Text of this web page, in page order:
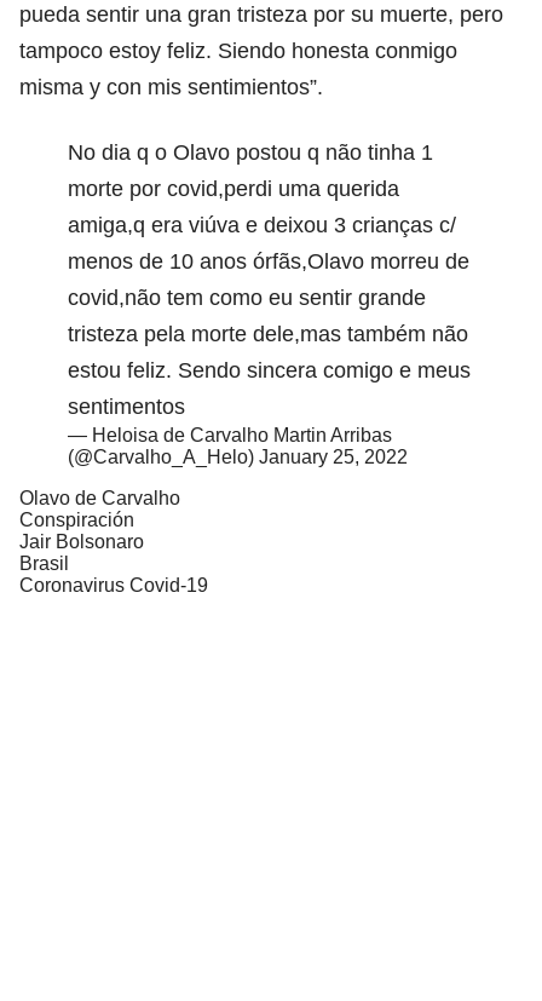
pueda sentir una gran tristeza por su muerte, pero
tampoco estoy feliz. Siendo honesta conmigo
misma y con mis sentimientos”.
No dia q o Olavo postou q não tinha 1
morte por covid,perdi uma querida
amiga,q era viúva e deixou 3 crianças c/
menos de 10 anos órfãs,Olavo morreu de
covid,não tem como eu sentir grande
tristeza pela morte dele,mas também não
estou feliz. Sendo sincera comigo e meus
sentimentos
— Heloisa de Carvalho Martin Arribas
(@Carvalho_A_Helo) January 25, 2022
Olavo de Carvalho
Conspiración
Jair Bolsonaro
Brasil
Coronavirus Covid-19